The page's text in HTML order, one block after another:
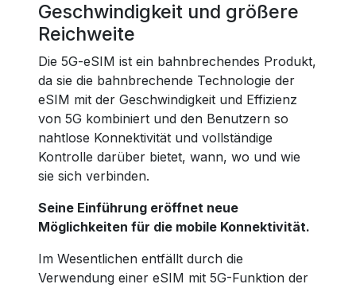
Geschwindigkeit und größere
Reichweite
Die 5G-eSIM ist ein bahnbrechendes Produkt,
da sie die bahnbrechende Technologie der
eSIM mit der Geschwindigkeit und Effizienz
von 5G kombiniert und den Benutzern so
nahtlose Konnektivität und vollständige
Kontrolle darüber bietet, wann, wo und wie
sie sich verbinden.
Seine Einführung eröffnet neue
Möglichkeiten für die mobile Konnektivität.
Im Wesentlichen entfällt durch die
Verwendung einer eSIM mit 5G-Funktion der